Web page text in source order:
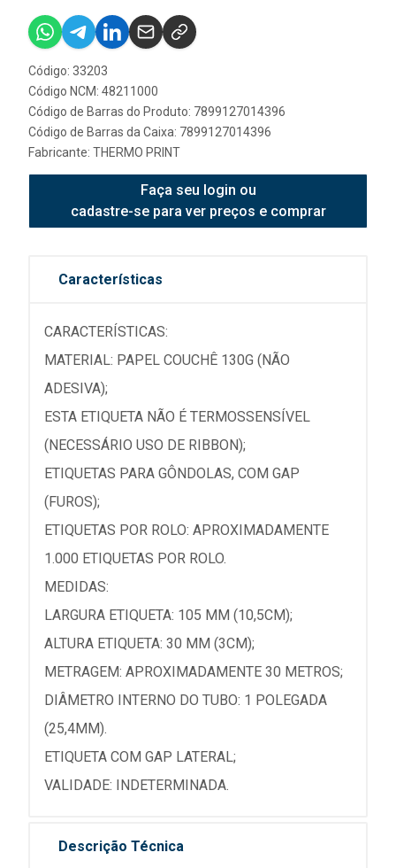
Código: 33203
Código NCM: 48211000
Código de Barras do Produto: 7899127014396
Código de Barras da Caixa: 7899127014396
Fabricante: THERMO PRINT
Faça seu login ou
cadastre-se para ver preços e comprar
Características
CARACTERÍSTICAS:
MATERIAL: PAPEL COUCHÊ 130G (NÃO
ADESIVA);
ESTA ETIQUETA NÃO É TERMOSSENSÍVEL
(NECESSÁRIO USO DE RIBBON);
ETIQUETAS PARA GÔNDOLAS, COM GAP
(FUROS);
ETIQUETAS POR ROLO: APROXIMADAMENTE
1.000 ETIQUETAS POR ROLO.
MEDIDAS:
LARGURA ETIQUETA: 105 MM (10,5CM);
ALTURA ETIQUETA: 30 MM (3CM);
METRAGEM: APROXIMADAMENTE 30 METROS;
DIÂMETRO INTERNO DO TUBO: 1 POLEGADA
(25,4MM).
ETIQUETA COM GAP LATERAL;
VALIDADE: INDETERMINADA.
Descrição Técnica